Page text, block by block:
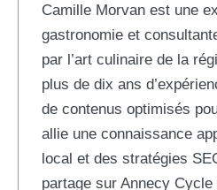
Camille Morvan est une
gastronomie et
par l’art culinaire de la
plus de dix ans
de contenus optimisés
allie une connaissance
local et des stratégies
partage sur Annecy